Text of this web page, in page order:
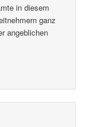
in diesem
ganz
angeblichen